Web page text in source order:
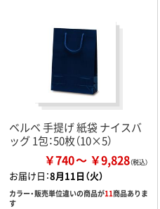
ベルベ 手提げ 紙袋 ナイスバ
ッグ 1包：50枚（10×5）
￥740 ￥9,828
お届け日：8月11日（火）
カラー・販売単位違いの商品が11商品ありま
す